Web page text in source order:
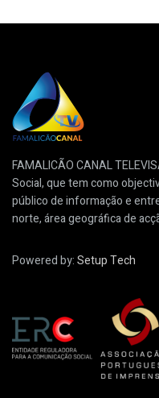
FAMALICÃO CANAL
Social, que tem como
público de informação e
norte, área geográfica de
Powered by:Setup Tech